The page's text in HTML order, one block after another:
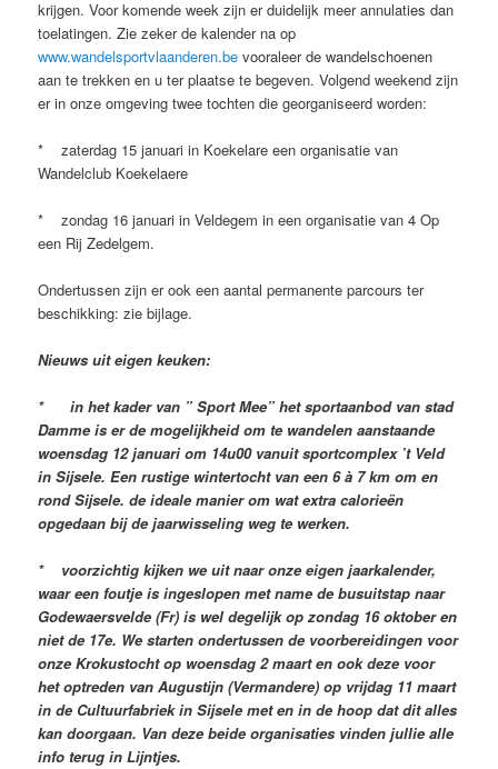
krijgen. Voor komende week zijn er duidelijk meer annulaties dan
toelatingen. Zie zeker de kalender na op
www.wandelsportvlaanderen.be vooraleer de wandelschoenen
aan te trekken en u ter plaatse te begeven. Volgend weekend zijn
er in onze omgeving twee tochten die georganiseerd worden:
* zaterdag 15 januari in Koekelare een organisatie van
Wandelclub Koekelaere
* zondag 16 januari in Veldegem in een organisatie van 4 Op
een Rij Zedelgem.
Ondertussen zijn er ook een aantal permanente parcours ter
beschikking: zie bijlage.
Nieuws uit eigen keuken:
* in het kader van ” Sport Mee” het sportaanbod van stad
Damme is er de mogelijkheid om te wandelen aanstaande
woensdag 12 januari om 14u00 vanuit sportcomplex ’t Veld
in Sijsele. Een rustige wintertocht van een 6 à 7 km om en
rond Sijsele. de ideale manier om wat extra calorieën
opgedaan bij de jaarwisseling weg te werken.
* voorzichtig kijken we uit naar onze eigen jaarkalender,
waar een foutje is ingeslopen met name de busuitstap naar
Godewaersvelde (Fr) is wel degelijk op zondag 16 oktober en
niet de 17e. We starten ondertussen de voorbereidingen voor
onze Krokustocht op woensdag 2 maart en ook deze voor
het optreden van Augustijn (Vermandere) op vrijdag 11 maart
in de Cultuurfabriek in Sijsele met en in de hoop dat dit alles
kan doorgaan. Van deze beide organisaties vinden jullie alle
info terug in Lijntjes.